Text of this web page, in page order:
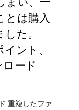
とは購入
た。
ント、
ード
重複したファ